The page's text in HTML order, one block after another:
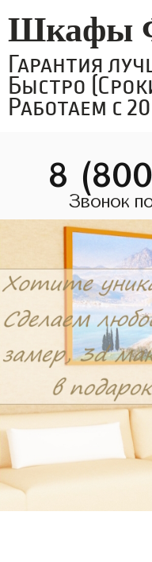
Шкафы
Гарантия
Быстро
Работаем с
8
Звонок